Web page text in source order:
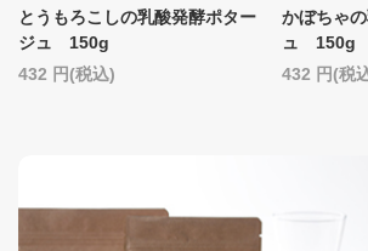
とうもろこしの乳酸発酵ポター
ジュ 150g
432
(税込)
かぼちゃ
ュ 150g
432
(税